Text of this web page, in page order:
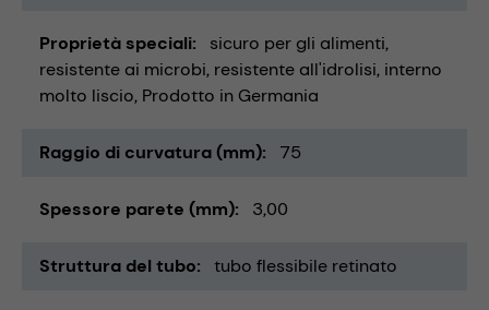
Proprietà speciali
sicuro per gli alimenti
resistente ai microbi resistente all'idrolisi interno
molto liscio Prodotto in Germania
Raggio di curvatura (mm) 75
Spessore parete (mm) 3,00
Struttura del tubo tubo flessibile retinato